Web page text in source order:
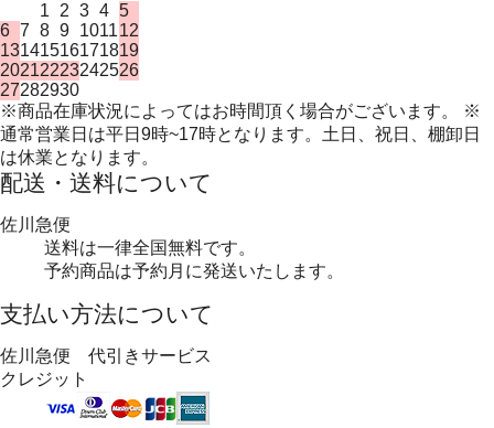
1
2 3 4 5
6 7 8 9 101112
13141516171819
20212223242526
27282930
※商品在庫状況によってはお時間頂く場合がございます。 ※
通常営業日は平日9時~17時となります。土日、祝日、棚卸日
は休業となります。
配送・送料について
佐川急便
送料は一律全国無料です。
予約商品は予約月に発送いたします。
支払い方法について
佐川急便 代引きサービス
クレジット